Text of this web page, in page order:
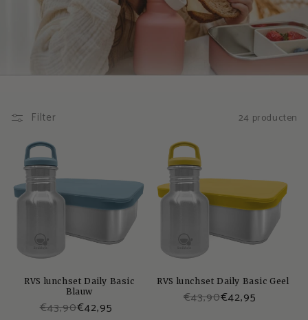
L
Filter 24 producten
RVS lunchset Daily Basic
Blauw
€43,90€42,95
RVS lunchset Daily Basic Geel
€43,90€42,95